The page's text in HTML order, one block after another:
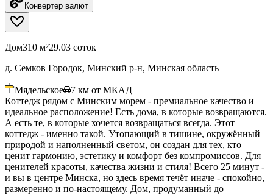
Конвертер валют
Дом310 м²29.03 соток
д. Семков Городок, Минский р-н, Минская область
Мядельское 7 км от МКАД
Коттедж рядом с Минским морем - премиальное качество и
идеальное расположение! Есть дома, в которые возвращаются.
А есть те, в которые хочется возвращаться всегда. Этот
коттедж - именно такой. Утопающий в тишине, окружённый
природой и наполненный светом, он создан для тех, кто
ценит гармонию, эстетику и комфорт без компромиссов. Для
ценителей красоты, качества жизни и стиля! Всего 25 минут -
и вы в центре Минска, но здесь время течёт иначе - спокойно,
размеренно и по-настоящему. Дом, продуманный до